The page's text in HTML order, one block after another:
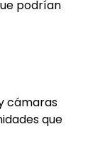
podrían